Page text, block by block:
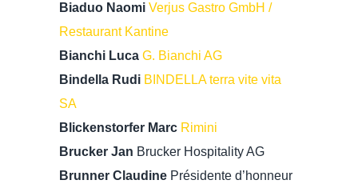
Biaduo Naomi Verjus Gastro GmbH /
Restaurant Kantine
Bianchi Luca G. Bianchi AG
Bindella Rudi BINDELLA terra vite vita
SA
Blickenstorfer Marc Rimini
Brucker Jan Brucker Hospitality AG
Brunner Claudine Présidente d’honneur